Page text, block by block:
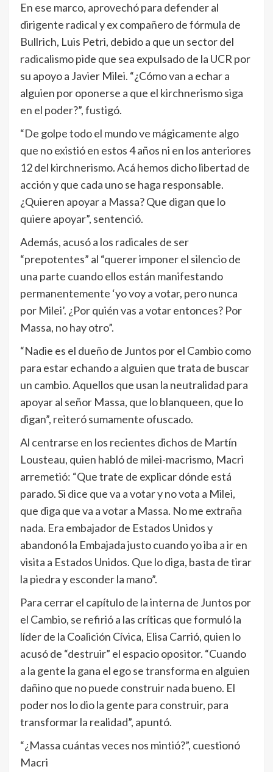
En ese marco, aprovechó para defender al
dirigente radical y ex compañero de fórmula de
Bullrich, Luis Petri, debido a que un sector del
radicalismo pide que sea expulsado de la UCR por
su apoyo a Javier Milei. “¿Cómo van a echar a
alguien por oponerse a que el kirchnerismo siga
en el poder?”, fustigó.
“De golpe todo el mundo ve mágicamente algo
que no existió en estos 4 años ni en los anteriores
12 del kirchnerismo. Acá hemos dicho libertad de
acción y que cada uno se haga responsable.
¿Quieren apoyar a Massa? Que digan que lo
quiere apoyar”, sentenció.
Además, acusó a los radicales de ser
“prepotentes” al “querer imponer el silencio de
una parte cuando ellos están manifestando
permanentemente ‘yo voy a votar, pero nunca
por Milei’. ¿Por quién vas a votar entonces? Por
Massa, no hay otro”.
“Nadie es el dueño de Juntos por el Cambio como
para estar echando a alguien que trata de buscar
un cambio. Aquellos que usan la neutralidad para
apoyar al señor Massa, que lo blanqueen, que lo
digan”, reiteró sumamente ofuscado.
Al centrarse en los recientes dichos de Martín
Lousteau, quien habló de milei-macrismo, Macri
arremetió: “Que trate de explicar dónde está
parado. Si dice que va a votar y no vota a Milei,
que diga que va a votar a Massa. No me extraña
nada. Era embajador de Estados Unidos y
abandonó la Embajada justo cuando yo iba a ir en
visita a Estados Unidos. Que lo diga, basta de tirar
la piedra y esconder la mano”.
Para cerrar el capítulo de la interna de Juntos por
el Cambio, se refirió a las críticas que formuló la
líder de la Coalición Cívica, Elisa Carrió, quien lo
acusó de “destruir” el espacio opositor. “Cuando
a la gente la gana el ego se transforma en alguien
dañino que no puede construir nada bueno. El
poder nos lo dio la gente para construir, para
transformar la realidad”, apuntó.
“¿Massa cuántas veces nos mintió?”, cuestionó
Macri